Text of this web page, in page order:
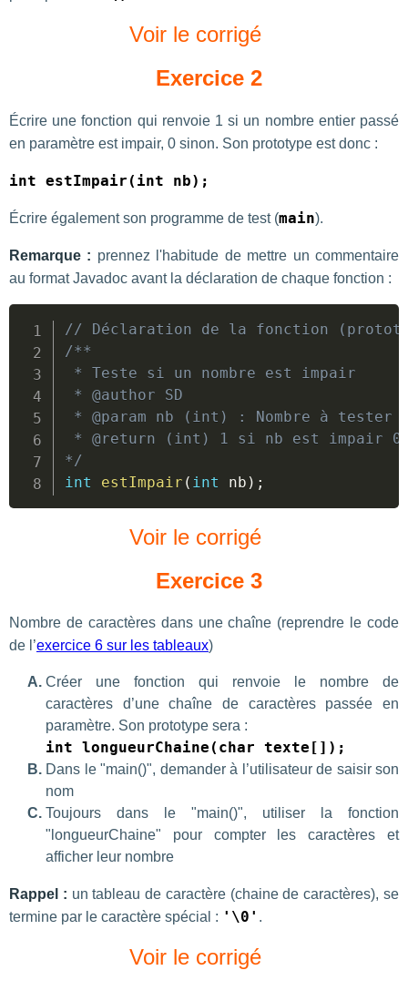
Voir le corrigé
Exercice 2
Écrire une fonction qui renvoie 1 si un nombre entier passé
en paramètre est impair, 0 sinon. Son prototype est donc :
int estImpair(int nb);
Écrire également son programme de test (main).
Remarque : prennez l'habitude de mettre un commentaire
au format Javadoc avant la déclaration de chaque fonction :
// Déclaration de la fonction
/**
* Teste si un nombre est impair
* @author SD
* @param nb (int) : Nombre à tester
* @return (int) 1 si nb est impair 0
*/
int
estImpair ( int nb ) ;
Voir le corrigé
Exercice 3
Nombre de caractères dans une chaîne (reprendre le code
de l’exercice 6 sur les tableaux)
Créer une fonction qui renvoie le nombre de
caractères d’une chaîne de caractères passée en
paramètre. Son prototype sera :
int longueurChaine(char texte[]);
Dans le "main()", demander à l’utilisateur de saisir son
nom
Toujours dans le "main()", utiliser la fonction
"longueurChaine" pour compter les caractères et
afficher leur nombre
Rappel : un tableau de caractère (chaine de caractères), se
termine par le caractère spécial : '\0' .
Voir le corrigé